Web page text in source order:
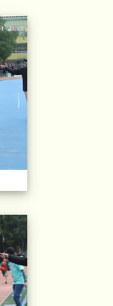
2025運動會相片
2025運動會相片